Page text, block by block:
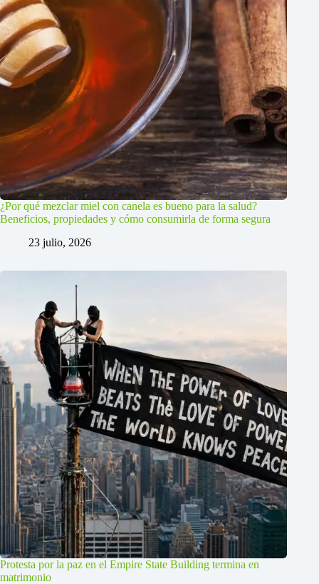
¿Por qué mezclar miel con canela es bueno para la salud?
Beneficios, propiedades y cómo consumirla de forma segura
23 julio, 2026
Protesta por la paz en el Empire State Building termina en
matrimonio